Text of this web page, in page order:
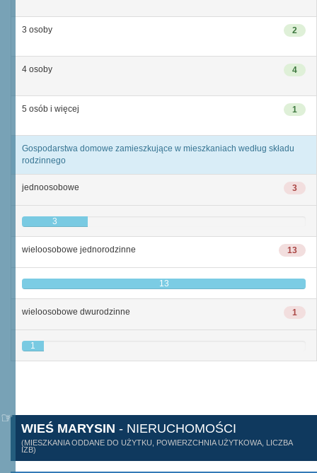
2
3 osoby
4
4 osoby
1
5 osób i więcej
Gospodarstwa domowe zamieszkujące w mieszkaniach według składu
rodzinnego
3
jednoosobowe
3
13
wieloosobowe jednorodzinne
13
1
wieloosobowe dwurodzinne
1
WIEŚ MARYSIN - NIERUCHOMOŚCI
(MIESZKANIA ODDANE DO UŻYTKU, POWIERZCHNIA UŻYTKOWA, LICZBA
IZB)